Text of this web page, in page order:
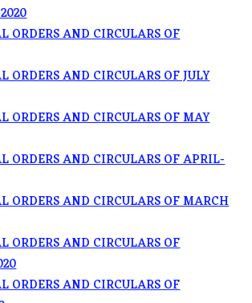
ORDERS AND CIRCULARS OF
ORDERS AND CIRCULARS OF JULY
ORDERS AND CIRCULARS OF MAY
ORDERS AND CIRCULARS OF APRIL-
ORDERS AND CIRCULARS OF MARCH
ORDERS AND CIRCULARS OF
ORDERS AND CIRCULARS OF